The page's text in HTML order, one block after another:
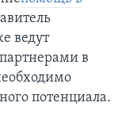
ведут
в
потенциала.